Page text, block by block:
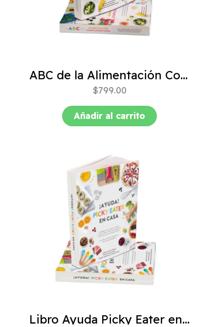
ABC de la Alimentación Complementaria 4ta edición
$799.00
Añadir al carrito
Libro Ayuda Picky Eater en casa